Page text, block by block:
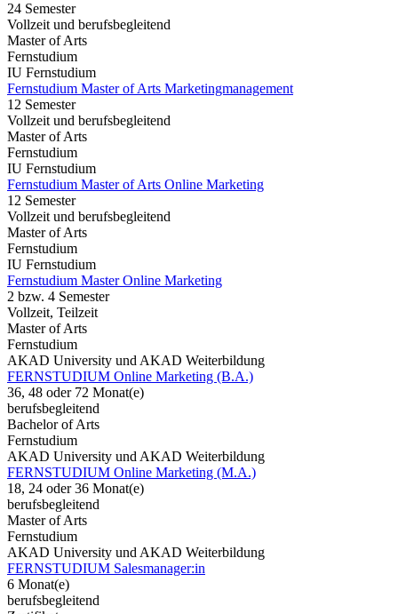
24 Semester
Vollzeit und berufsbegleitend
Master of Arts
Fernstudium
IU Fernstudium
Fernstudium Master of Arts Marketingmanagement
12 Semester
Vollzeit und berufsbegleitend
Master of Arts
Fernstudium
IU Fernstudium
Fernstudium Master of Arts Online Marketing
12 Semester
Vollzeit und berufsbegleitend
Master of Arts
Fernstudium
IU Fernstudium
Fernstudium Master Online Marketing
2 bzw. 4 Semester
Vollzeit, Teilzeit
Master of Arts
Fernstudium
AKAD University und AKAD Weiterbildung
FERNSTUDIUM Online Marketing (B.A.)
36, 48 oder 72 Monat(e)
berufsbegleitend
Bachelor of Arts
Fernstudium
AKAD University und AKAD Weiterbildung
FERNSTUDIUM Online Marketing (M.A.)
18, 24 oder 36 Monat(e)
berufsbegleitend
Master of Arts
Fernstudium
AKAD University und AKAD Weiterbildung
FERNSTUDIUM Salesmanager:in
6 Monat(e)
berufsbegleitend